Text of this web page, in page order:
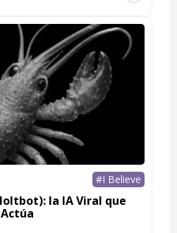
#I Believe
la IA Viral que